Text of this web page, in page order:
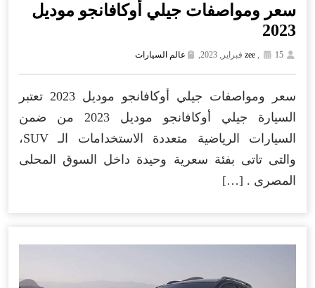
سعر ومواصفات جيلي أوكافانجو موديل
2023
zee 15 فبراير, 2023, عالم السيارات
سعر ومواصفات جيلي أوكافانجو موديل 2023 تعتبر
السيارة جيلي أوكافانجو موديل 2023 من ضمن
السيارات الرياضية متعددة الاستخدامات الـ SUV،
والتى تاتى بفئة سعرية وحيدة داخل السوق المحلى
المصرى . […]